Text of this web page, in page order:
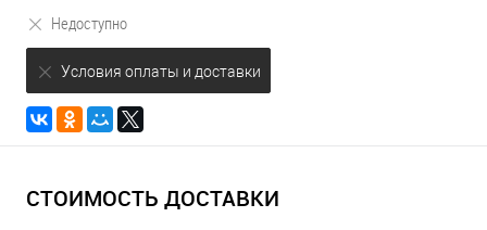
Недоступно
Условия оплаты и доставки
СТОИМОСТЬ ДОСТАВКИ